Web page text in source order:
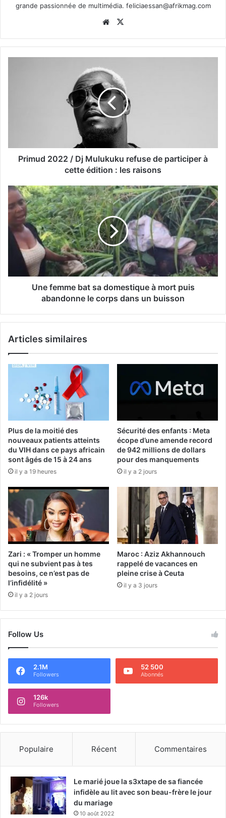
grande passionnée de multimédia. feliciaessan@afrikmag.com
Website
Primud 2022 / Dj Mulukuku refuse de participer à
cette édition : les raisons
Une femme bat sa domestique à mort puis
abandonne le corps dans un buisson
Articles similaires
Plus de la moitié des
nouveaux patients atteints
du VIH dans ce pays africain
sont âgés de 15 à 24 ans
il y a 19 heures
Sécurité des enfants : Meta
écope d’une amende record
de 942 millions de dollars
pour des manquements
il y a 2 jours
Zari : « Tromper un homme
qui ne subvient pas à tes
besoins, ce n’est pas de
l’infidélité »
il y a 2 jours
Maroc : Aziz Akhannouch
rappelé de vacances en
pleine crise à Ceuta
il y a 3 jours
Follow Us
2.1M
Followers
52 500
Abonnés
126k
Followers
Populaire Récent Commentaires
Le marié joue la s3xtape de sa fiancée
infidèle au lit avec son beau-frère le jour
du mariage
10 août 2022